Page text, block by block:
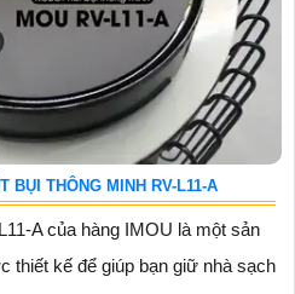
BỤI THÔNG MINH RV-L11-A
A của hàng IMOU là một sản
thiết kế để giúp bạn giữ nhà sạch